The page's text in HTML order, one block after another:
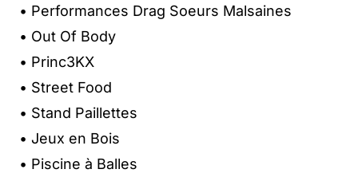
• Performances Drag Soeurs Malsaines
• Out Of Body
• Princ3KX
• Street Food
• Stand Paillettes
• Jeux en Bois
• Piscine à Balles